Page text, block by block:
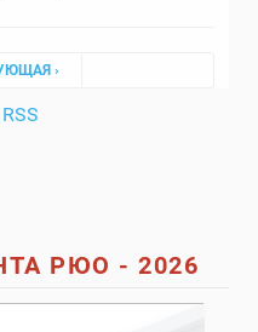
›
РЮО - 2026